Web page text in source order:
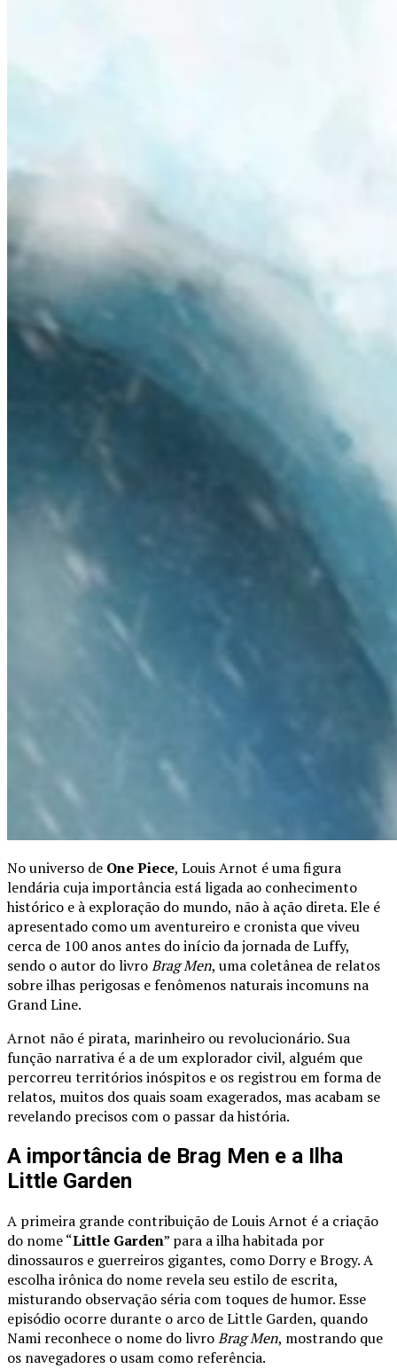
No universo de One Piece, Louis Arnot é uma figura
lendária cuja importância está ligada ao conhecimento
histórico e à exploração do mundo, não à ação direta. Ele é
apresentado como um aventureiro e cronista que viveu
cerca de 100 anos antes do início da jornada de Luffy,
sendo o autor do livroBrag Men, uma coletânea de relatos
sobre ilhas perigosas e fenômenos naturais incomuns na
Grand Line.
Arnot não é pirata, marinheiro ou revolucionário. Sua
função narrativa é a de um explorador civil, alguém que
percorreu territórios inóspitos e os registrou em forma de
relatos, muitos dos quais soam exagerados, mas acabam se
revelando precisos com o passar da história.
A importância de Brag Men e a Ilha
Little Garden
A primeira grande contribuição de Louis Arnot é a criação
do nome “Little Garden” para a ilha habitada por
dinossauros e guerreiros gigantes, como Dorry e Brogy. A
escolha irônica do nome revela seu estilo de escrita,
misturando observação séria com toques de humor. Esse
episódio ocorre durante o arco de Little Garden, quando
Nami reconhece o nome do livroBrag Men, mostrando que
os navegadores o usam como referência.